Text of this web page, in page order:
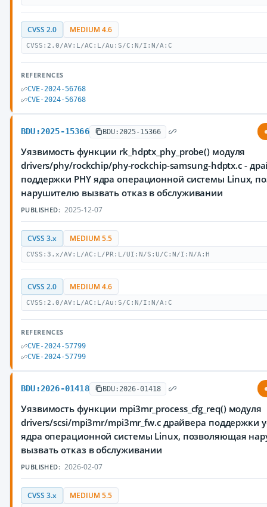
CVSS 2.0 MEDIUM 4.6
CVSS:2.0/AV:L/AC:L/Au:S/C:N/I:N/A:C
REFERENCES
CVE-2024-56768
CVE-2024-56768
BDU:2025-15366 BDU:2025-15366
Уязвимость функции rk_hdptx_phy_probe() модуля
drivers/phy/rockchip/phy-rockchip-samsung-hdptx.c -
поддержки PHY ядра операционной системы Linux,
нарушителю вызвать отказ в обслуживании
PUBLISHED: 2025-12-07
CVSS 3.x MEDIUM 5.5
CVSS:3.x/AV:L/AC:L/PR:L/UI:N/S:U/C:N/I:N/A:H
CVSS 2.0 MEDIUM 4.6
CVSS:2.0/AV:L/AC:L/Au:S/C:N/I:N/A:C
REFERENCES
CVE-2024-57799
CVE-2024-57799
BDU:2026-01418 BDU:2026-01418
Уязвимость функции mpi3mr_process_cfg_req() модуля
drivers/scsi/mpi3mr/mpi3mr_fw.c драйвера поддержки
ядра операционной системы Linux, позволяющая
вызвать отказ в обслуживании
PUBLISHED: 2026-02-07
CVSS 3.x MEDIUM 5.5